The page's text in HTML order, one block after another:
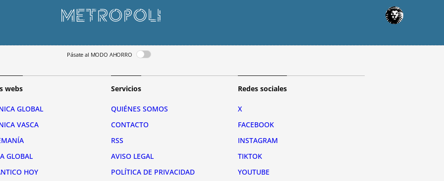
Pásate al MODO AHORRO
webs
GLOBAL
VASCA
GLOBAL
HOY
Servicios
QUIÉNES SOMOS
CONTACTO
RSS
AVISO LEGAL
POLÍTICA DE PRIVACIDAD
Redes sociales
X
FACEBOOK
INSTAGRAM
TIKTOK
YOUTUBE